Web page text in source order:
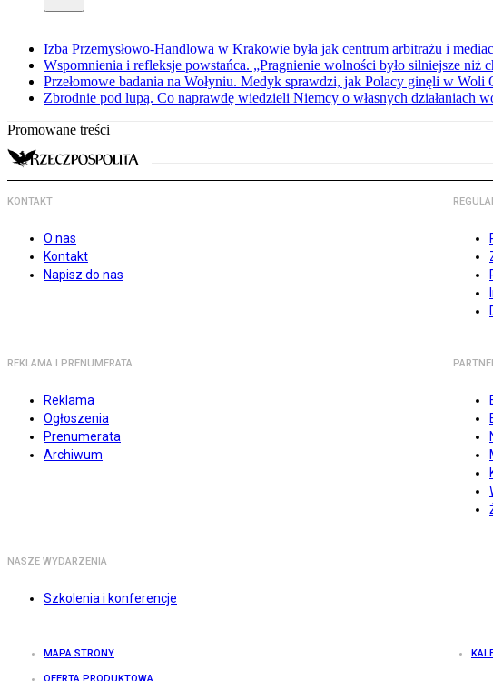
Izba Przemysłowo-Handlowa w Krakowie była jak centrum arbitrażu i
Wspomnienia i refleksje powstańca. „Pragnienie wolności było silniejsze niż
Przełomowe badania na Wołyniu. Medyk sprawdzi, jak Polacy ginęli w Woli
Zbrodnie pod lupą. Co naprawdę wiedzieli Niemcy o własnych działaniach
Promowane treści
KONTAKT
O nas
Kontakt
Napisz do nas
REKLAMA I PRENUMERATA
Reklama
Ogłoszenia
Prenumerata
Archiwum
NASZE WYDARZENIA
Szkolenia i konferencje
MAPA STRONY